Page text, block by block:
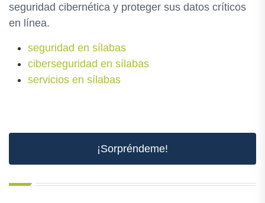
seguridad cibernética y proteger sus datos críticos
en línea.
seguridad en sílabas
ciberseguridad en sílabas
servicios en sílabas
¡Sorpréndeme!